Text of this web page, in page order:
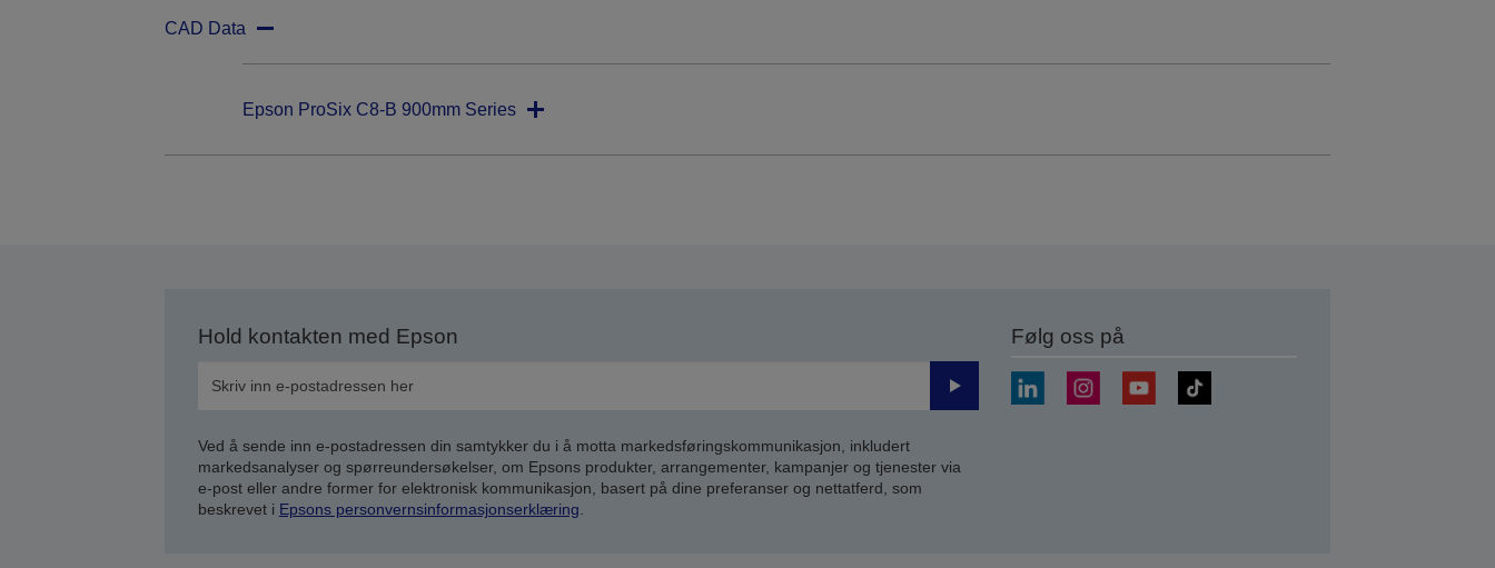
CAD Data
Epson ProSix C8-B 900mm Series
Hold kontakten med Epson
Send
Ved å sende inn e-postadressen din samtykker du i å motta markedsføringskommunikasjon, inkludert
markedsanalyser og spørreundersøkelser, om Epsons produkter, arrangementer, kampanjer og tjenester via
e-post eller andre former for elektronisk kommunikasjon, basert på dine preferanser og nettatferd, som
beskrevet i Epsons personvernsinformasjonserklæring.
Følg oss på